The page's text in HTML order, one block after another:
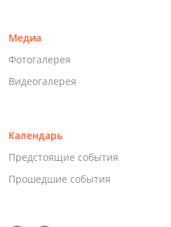
Медиа
Фотогалерея
Видеогалерея
Календарь
Предстоящие события
Прошедшие события